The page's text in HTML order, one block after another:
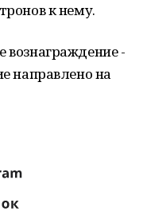
к нему.
-
направлено на